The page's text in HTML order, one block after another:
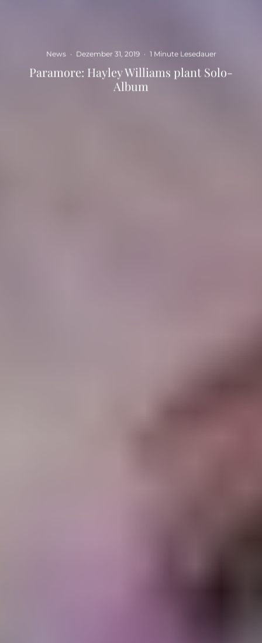
News · Dezember 31, 2019 · 1 Minute Lesedauer
Paramore: Hayley Williams plant Solo-
Album